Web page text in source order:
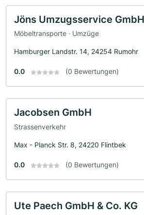
Jöns Umzugsservice GmbH
Möbeltransporte · Umzüge
Hamburger Landstr. 14, 24254 Rumohr
0.0 (0 Bewertungen)
Jacobsen GmbH
Strassenverkehr
Max - Planck Str. 8, 24220 Flintbek
0.0 (0 Bewertungen)
Ute Paech GmbH & Co. KG